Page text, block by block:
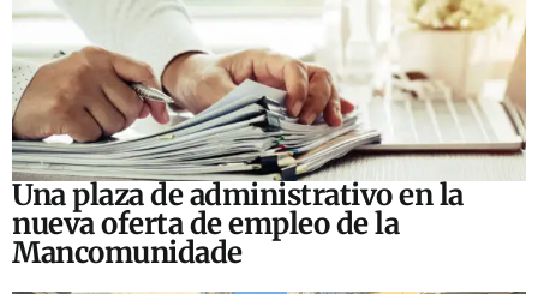
Una plaza de administrativo en la
nueva oferta de empleo de la
Mancomunidade